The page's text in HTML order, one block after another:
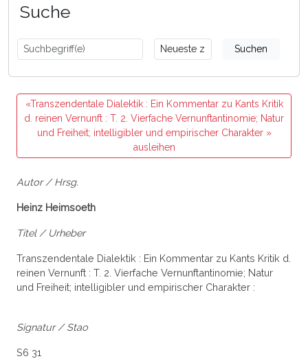
Suche
Suchen
«Transzendentale Dialektik : Ein Kommentar zu Kants Kritik
d. reinen Vernunft : T. 2. Vierfache Vernunftantinomie; Natur
und Freiheit; intelligibler und empirischer Charakter »
ausleihen
Autor / Hrsg.
Heinz Heimsoeth
Titel / Urheber
Transzendentale Dialektik : Ein Kommentar zu Kants Kritik d.
reinen Vernunft : T. 2. Vierfache Vernunftantinomie; Natur
und Freiheit; intelligibler und empirischer Charakter :
Signatur / Stao
S6 31